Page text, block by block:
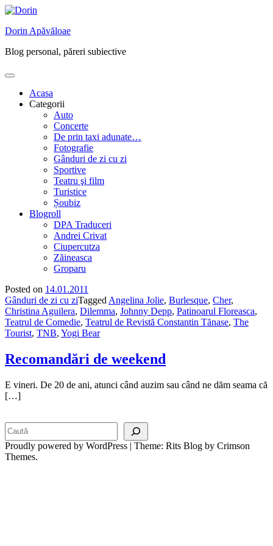
Skip
content
Dorin Apăvăloae
Blog personal, păreri subiective
Acasa
Categorii
Auto
Concerte
De prin taxi adunate…
Fotografie
Gânduri de zi cu zi
Sportive
Teatru şi film
Turistice
Șoubiz
Blogroll
DPA Traduceri
Andrei Crivat
Ciupercutza
Zăineasca
Groparu
Posted on 14.01.2011
Gânduri de zi cu ziTagged Angelina Jolie, Burlesque, Cher,
Christina Aguilera, Dilemma, Johnny Depp, Patinoarul Floreasca,
Teatrul de Comedie, Teatrul de Revistă Constantin Tănase, The
Tourist, TNB, Yogi Bear
Recomandări de weekend
E vineri. De 20 de ani, atunci când auzim sau când ne dăm seama că
[…]
Proudly powered by WordPress | Theme: Rits Blog by Crimson
Themes.